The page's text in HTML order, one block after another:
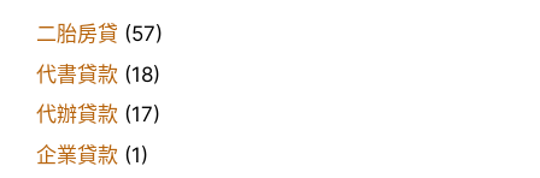
二胎房貸 (57)
代書貸款 (18)
代辦貸款 (17)
企業貸款 (1)